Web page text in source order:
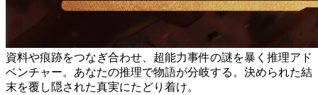
資料や痕跡をつなぎ合わせ、超能力事件の謎を暴く推理アド
ベンチャー。あなたの推理で物語が分岐する。決められた結
末を覆し隠された真実にたどり着け。